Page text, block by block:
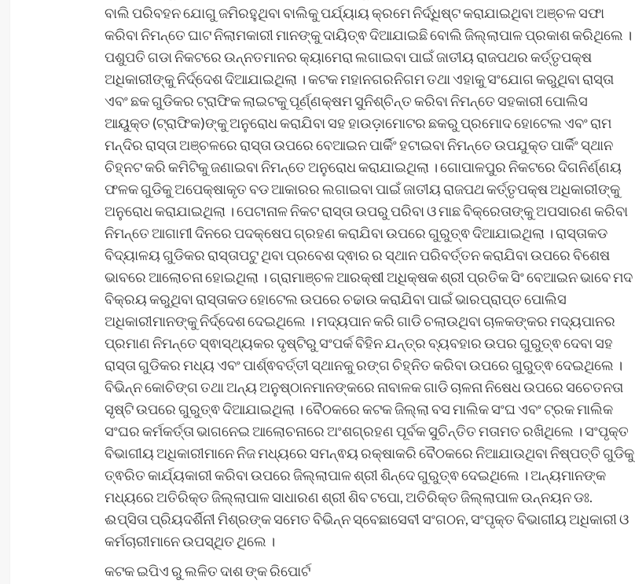
ବାଲି ପରିବହନ ଯୋଗୁ ଜମିରହୁଥିବା ବାଲିକୁ ପର୍ଯ୍ୟାୟ କ୍ରମେ ନିର୍ଦ୍ଧିଷ୍ଟ କରାଯାଇଥିବା ଅଞ୍ଚଳ ସଫା
କରିବା ନିମନ୍ତେ ଘାଟ ନିଲାମକାରୀ ମାନଙ୍କୁ ଦାୟିତ୍ଵ ଦିଆଯାଇଛି ବୋଲି ଜିଲ୍ଲାପାଳ ପ୍ରକାଶ କରିଥିଲେ ।
ପଶୁପତି ଗଡା ନିକଟରେ ଉନ୍ନତମାନର କ୍ୟାମେରା ଲଗାଇବା ପାଇଁ ଜାତୀୟ ରାଜପଥର କର୍ତ୍ତୃପକ୍ଷ
ଅଧିକାରୀଙ୍କୁ ନିର୍ଦ୍ଦେଶ ଦିଆଯାଇଥିଲା । କଟକ ମହାନଗରନିଗମ ତଥା ଏହାକୁ ସଂଯୋଗ କରୁଥିବା ରାସ୍ତା
ଏବଂ ଛକ ଗୁଡିକର ଟ୍ରାଫିକ ଲାଇଟକୁ ପୂର୍ଣ୍ଣକ୍ଷମ ସୁନିଶ୍ଚିନ୍ତ କରିବା ନିମନ୍ତେ ସହକାରୀ ପୋଲିସ
ଆୟୁକ୍ତ (ଟ୍ରାଫିକ)ଙ୍କୁ ଅନୁରୋଧ କରାଯିବା ସହ ହାଉଡ଼ାମୋଟର ଛକରୁ ପ୍ରମୋଦ ହୋଟେଲ ଏବଂ ରାମ
ମନ୍ଦିର ରାସ୍ତା ଅଞ୍ଚଳରେ ରାସ୍ତା ଉପରେ ବେଆଇନ ପାର୍କିଂ ହଟାଇବା ନିମନ୍ତେ ଉପଯୁକ୍ତ ପାର୍କିଂ ସ୍ଥାନ
ଚିହ୍ନଟ କରି କମିଟିକୁ ଜଣାଇବା ନିମନ୍ତେ ଅନୁରୋଧ କରାଯାଇଥିଲା । ଗୋପାଳପୁର ନିକଟରେ ଦିଗନିର୍ଣ୍ଣୟ
ଫଳକ ଗୁଡିକୁ ଅପେକ୍ଷାକୃତ ବଡ ଆକାରର ଲଗାଇବା ପାଇଁ ଜାତୀୟ ରାଜପଥ କର୍ତ୍ତୃପକ୍ଷ ଅଧିକାରୀଙ୍କୁ
ଅନୁରୋଧ କରାଯାଇଥିଲା । ପେଟାନାଳ ନିକଟ ରାସ୍ତା ଉପରୁ ପରିବା ଓ ମାଛ ବିକ୍ରେତାଙ୍କୁ ଅପସାରଣ କରିବା
ନିମନ୍ତେ ଆଗାମୀ ଦିନରେ ପଦକ୍ଷେପ ଗ୍ରହଣ କରାଯିବା ଉପରେ ଗୁରୁତ୍ଵ ଦିଆଯାଇଥିଲା । ରାସ୍ତାକଡ
ବିଦ୍ୟାଳୟ ଗୁଡିକର ରାସ୍ତାପଟୁ ଥିବା ପ୍ରବେଶ ଦ୍ଵାର ର ସ୍ଥାନ ପରିବର୍ତ୍ତନ କରାଯିବା ଉପରେ ବିଶେଷ
ଭାବରେ ଆଲୋଚନା ହୋଇଥିଲା । ଗ୍ରାମାଞ୍ଚଳ ଆରକ୍ଷୀ ଅଧିକ୍ଷକ ଶ୍ରୀ ପ୍ରତିକ ସିଂ ବେଆଇନ ଭାବେ ମଦ
ବିକ୍ରୟ କରୁଥିବା ରାସ୍ତାକଡ ହୋଟେଲ ଉପରେ ଚଢାଉ କରାଯିବା ପାଇଁ ଭାରପ୍ରାପ୍ତ ପୋଲିସ
ଅଧିକାରୀମାନଙ୍କୁ ନିର୍ଦ୍ଦେଶ ଦେଇଥିଲେ । ମଦ୍ୟପାନ କରି ଗାଡି ଚଲାଉଥିବା ଚାଳକଙ୍କର ମଦ୍ୟପାନର
ପ୍ରମାଣ ନିମନ୍ତେ ସ୍ଵାସ୍ଥ୍ୟକର ଦୃଷ୍ଟିରୁ ସଂପର୍କ ବିହିନ ଯନ୍ତ୍ର ବ୍ୟବହାର ଉପର ଗୁରୁତ୍ଵ ଦେବା ସହ
ରାସ୍ତା ଗୁଡିକର ମଧ୍ୟ ଏବଂ ପାର୍ଶ୍ଵବର୍ତ୍ତୀ ସ୍ଥାନକୁ ରଙ୍ଗ ଚିହ୍ନିତ କରିବା ଉପରେ ଗୁରୁତ୍ଵ ଦେଇଥିଲେ ।
ବିଭିନ୍ନ କୋଚିଙ୍ଗ ତଥା ଅନ୍ୟ ଅନୁଷ୍ଠାନମାନଙ୍କରେ ନାବାଳକ ଗାଡି ଚାଳନା ନିଷେଧ ଉପରେ ସଚେତନତା
ସୃଷ୍ଟି ଉପରେ ଗୁରୁତ୍ଵ ଦିଆଯାଇଥିଲା । ବୈଠକରେ କଟକ ଜିଲ୍ଲା ବସ ମାଲିକ ସଂଘ ଏବଂ ଟ୍ରକ ମାଲିକ
ସଂଘର କର୍ମକର୍ତ୍ତା ଭାଗନେଇ ଆଲୋଚନାରେ ଅଂଶଗ୍ରହଣ ପୂର୍ବକ ସୁଚିନ୍ତିତ ମତାମତ ରଖିଥିଲେ । ସଂପୃକ୍ତ
ବିଭାଗୀୟ ଅଧିକାରୀମାନେ ନିଜ ମଧ୍ୟରେ ସମନ୍ଵୟ ରକ୍ଷାକରି ବୈଠକରେ ନିଆଯାଉଥିବା ନିଷ୍ପତ୍ତି ଗୁଡିକୁ
ତ୍ଵରିତ କାର୍ଯ୍ୟକାରୀ କରିବା ଉପରେ ଜିଲ୍ଲାପାଳ ଶ୍ରୀ ଶିନ୍ଦେ ଗୁରୁତ୍ଵ ଦେଇଥିଲେ । ଅନ୍ୟମାନଙ୍କ
ମଧ୍ୟରେ ଅତିରିକ୍ତ ଜିଲ୍ଲାପାଳ ସାଧାରଣ ଶ୍ରୀ ଶିବ ଟପୋ, ଅତିରିକ୍ତ ଜିଲ୍ଲାପାଳ ଉନ୍ନୟନ ଡଃ.
ଈପ୍ସିତା ପ୍ରିୟଦର୍ଶିନୀ ମିଶ୍ରଙ୍କ ସମେତ ବିଭିନ୍ନ ସ୍ବେଛାସେବୀ ସଂଗଠନ, ସଂପୃକ୍ତ ବିଭାଗୀୟ ଅଧିକାରୀ ଓ
କର୍ମଚାରୀମାନେ ଉପସ୍ଥିତ ଥିଲେ ।
କଟକ ଇପିଏ ରୁ ଲଳିତ ଦାଶ ଙ୍କ ରିପୋର୍ଟ